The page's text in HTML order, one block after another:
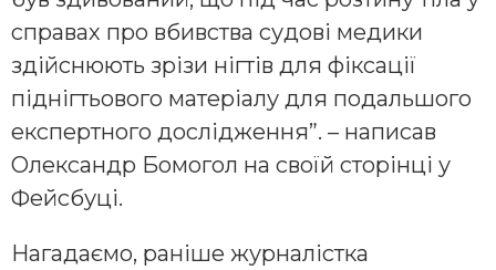
справах про вбивства судові медики
здійснюють зрізи нігтів для фіксації
піднігтьового матеріалу для подальшого
експертного дослідження”. – написав
Олександр Бомогол на своїй сторінці у
Фейсбуці.
Нагадаємо, раніше журналістка